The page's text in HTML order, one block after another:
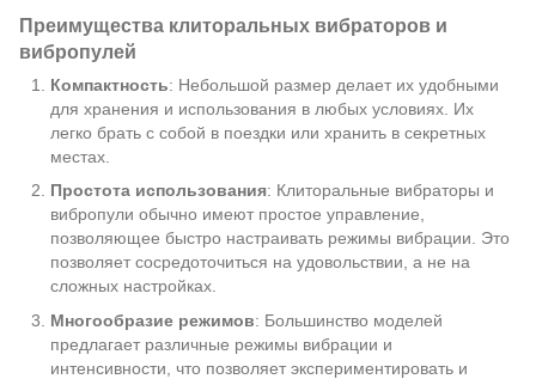
Преимущества клиторальных вибраторов и
вибропулей
Компактность: Небольшой размер делает их удобными
для хранения и использования в любых условиях. Их
легко брать с собой в поездки или хранить в секретных
местах.
Простота использования: Клиторальные вибраторы и
вибропули обычно имеют простое управление,
позволяющее быстро настраивать режимы вибрации. Это
позволяет сосредоточиться на удовольствии, а не на
сложных настройках.
Многообразие режимов: Большинство моделей
предлагает различные режимы вибрации и
интенсивности, что позволяет экспериментировать и